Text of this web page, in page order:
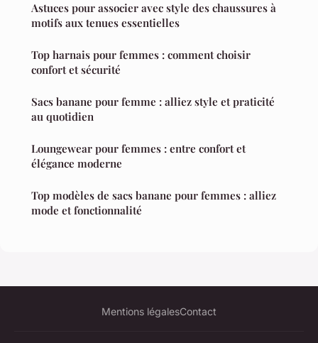
Astuces pour associer avec style des chaussures à
motifs aux tenues essentielles
Top harnais pour femmes : comment choisir
confort et sécurité
Sacs banane pour femme : alliez style et praticité
au quotidien
Loungewear pour femmes : entre confort et
élégance moderne
Top modèles de sacs banane pour femmes : alliez
mode et fonctionnalité
Mentions légalesContact